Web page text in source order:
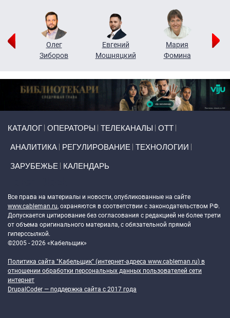
Олег
Зиборов
Евгений
Мошняцкий
Мария
Фомина
КАТАЛОГ ОПЕРАТОРЫ ТЕЛЕКАНАЛЫ ОТТ
АНАЛИТИКА РЕГУЛИРОВАНИЕ ТЕХНОЛОГИИ
ЗАРУБЕЖЬЕ КАЛЕНДАРЬ
Все права на материалы и новости, опубликованные на сайте
www.cableman.ru, охраняются в соответствии с законодательством РФ.
Допускается цитирование без согласования с редакцией не более трети
от объема оригинального материала, с обязательной прямой
гиперссылкой.
©2005 - 2026 «Кабельщик»
Политика сайта "Кабельщик" (интернет-адреса www.cableman.ru) в
отношении обработки персональных данных пользователей сети
интернет
DrupalCoder — поддержка сайта c 2017 года